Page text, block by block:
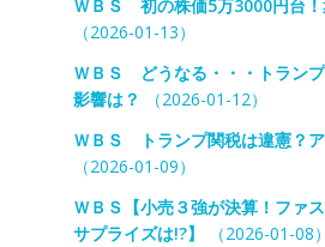
ＷＢＳ 初の株価5万3000円台！
（2026-01-13）
ＷＢＳ どうなる・・・トラン
影響は？
（2026-01-12）
ＷＢＳ トランプ関税は違憲？
（2026-01-09）
ＷＢＳ【小売３強が決算！ファ
サプライズは!?】
（2026-01-08）